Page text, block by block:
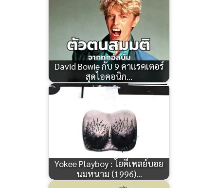
David Bowie กับ 9 คาแรคเตอร์
สุดไอคอนิก…
Yokee Playboy : โยคีเพลย์บอย
นมหนาม (1996)…